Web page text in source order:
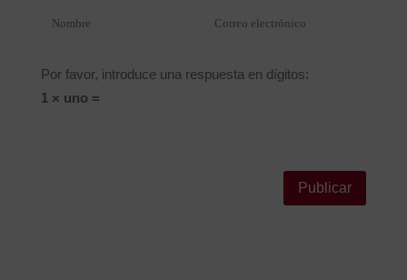
Por favor, introduce una respuesta en dígitos:
1 × uno =